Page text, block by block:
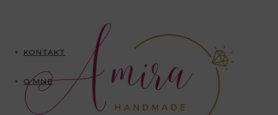
KONTAKT
O MNE